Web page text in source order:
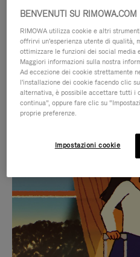
NON
È
IN
PAUSA,
È
PREMI
PER
SELEZIONI
Trova la
per
BENVENUTI SU RIMOWA.COM
RIMOWA utilizza cookie e altri
offrirvi un'esperienza utente di qualità,
ottimizzare le funzioni dei social media
Maggiori informazioni sulla nostra
Ad eccezione dei cookie strettamente
l'installazione dei cookie facendo clic
alternativa, è possibile accettare tutti i
continua”, oppure fare clic su
proprie preferenze.
Impostazioni cookie